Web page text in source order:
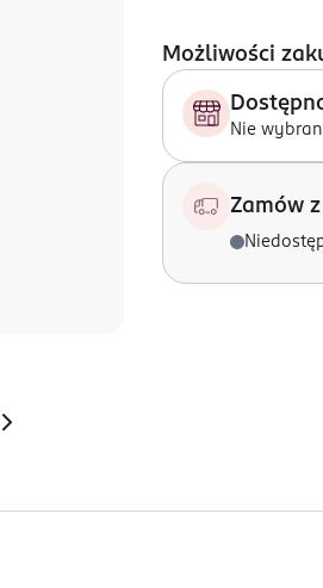
Możliwości
Nie
Zamów